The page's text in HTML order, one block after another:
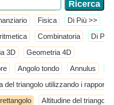
Fisica ​Di Più >>
Combinatoria ​Di Più
3D Geometria 4D
Angolo tondo Annulus
del triangolo utilizzando i rapporti
Altitudine del triangolo